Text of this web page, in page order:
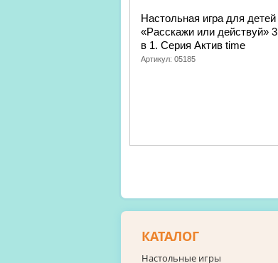
Настольная игра для детей
«Расскажи или действуй» 3
в 1. Серия Актив time
Артикул: 05185
КАТАЛОГ
Настольные игры